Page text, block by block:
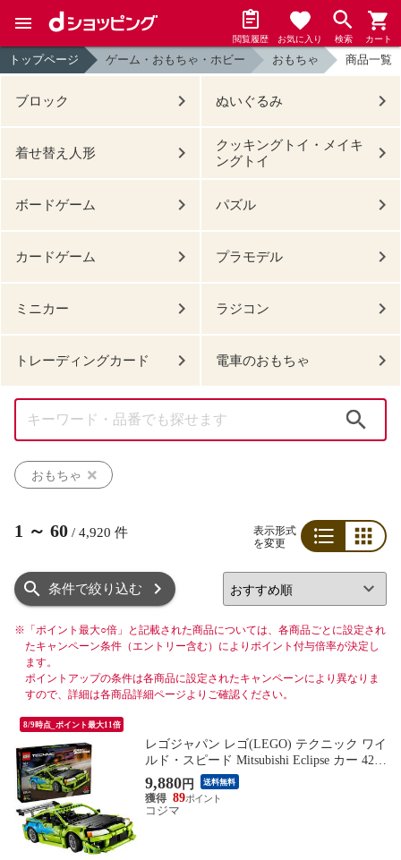
閲覧履歴 お気に入り 検索 カート
トップページ ゲーム・おもちゃ・ホビー おもちゃ 商品一覧
ブロック ぬいぐるみ
着せ替え人形
クッキングトイ・メイキ
ングトイ
ボードゲーム パズル
カードゲーム プラモデル
ミニカー ラジコン
トレーディングカード 電車のおもちゃ
おもちゃ
1 ～ 60 / 4,920 件
表示形式
を変更
条件で絞り込む
※ 「ポイント最大○倍」と記載された商品については、各商品ごとに設定され
たキャンペーン条件（エントリー含む）によりポイント付与倍率が決定し
ます。
ポイントアップの条件は各商品に設定されたキャンペーンにより異なりま
すので、詳細は各商品詳細ページよりご確認ください。
8/9時点_ポイント最大11倍
レゴジャパン レゴ(LEGO) テクニック ワイ
ルド・スピード Mitsubishi Eclipse カー 4222
9
9,880円 送料無料
89
コジマ